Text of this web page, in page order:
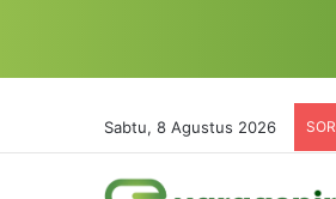
Sabtu, 8 Agustus 2026